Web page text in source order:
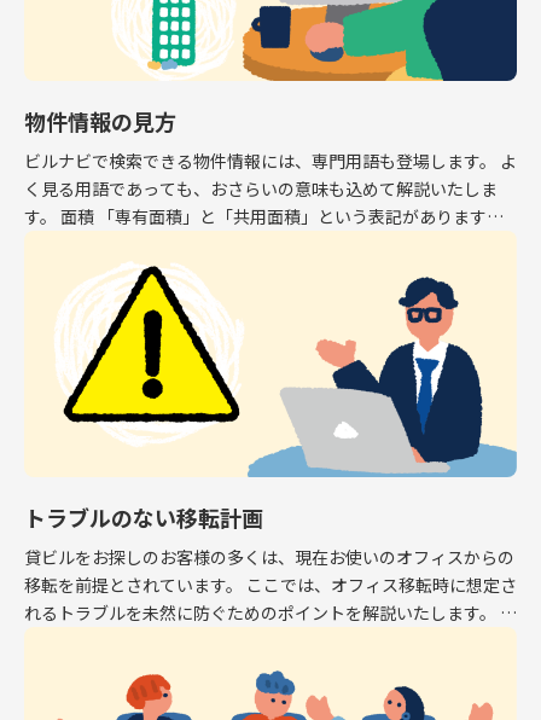
物件情報の見方
ビルナビで検索できる物件情報には、専門用語も登場します。 よ
く見る用語であっても、おさらいの意味も込めて解説いたしま
す。 面積 「専有面積」と「共用面積」という表記があります。
専有面積はオフィスとして利用できるスペース […]
トラブルのない移転計画
貸ビルをお探しのお客様の多くは、現在お使いのオフィスからの
移転を前提とされています。 ここでは、オフィス移転時に想定さ
れるトラブルを未然に防ぐためのポイントを解説いたします。 解
約予告 現在お使いのオフィスから移転する場 […]